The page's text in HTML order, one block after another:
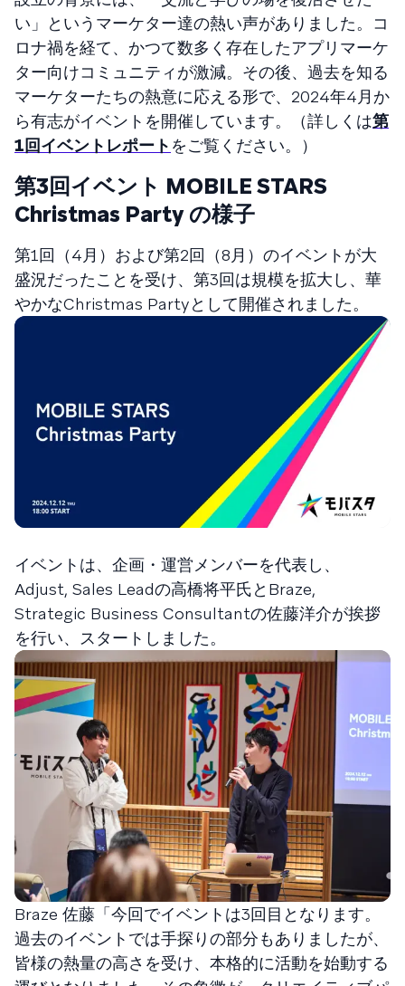
い」というマーケター達の熱い声がありました。コ
ロナ禍を経て、かつて数多く存在したアプリマーケ
ター向けコミュニティが激減。その後、過去を知る
マーケターたちの熱意に応える形で、2024年4月か
ら有志がイベントを開催しています。（詳しくは第
1回イベントレポート をご覧ください。）
第3回イベント MOBILE STARS
Christmas Party の様子
第1回（4月）および第2回（8月）のイベントが大
盛況だったことを受け、第3回は規模を拡大し、華
やかなChristmas Partyとして開催されました。
イベントは、企画・運営メンバーを代表し、
Adjust, Sales Leadの高橋将平氏とBraze,
Strategic Business Consultantの佐藤洋介が挨拶
を行い、スタートしました。
Braze 佐藤「今回でイベントは3回目となります。
過去のイベントでは手探りの部分もありましたが、
皆様の熱量の高さを受け、本格的に活動を始動する